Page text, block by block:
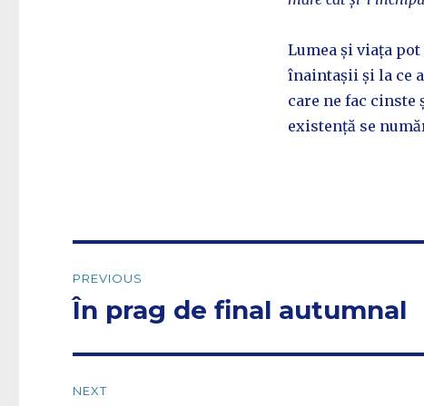
Lumea și viața
înaintașii și la ce
care ne fac cinste
existență se
navigation
PREVIOUS
Previous
În prag de final autumnal
NEXT